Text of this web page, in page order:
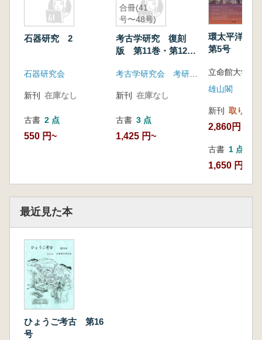
石器研究 2
石器研究会
新刊 在庫なし
古書 2 点
550 円~
合冊(41
号〜48号)
考古学研究 復刻
版 第11巻・第12巻
新刊 在庫なし
古書 3 点
1,425 円~
環太平洋文
第5号
雄山閣
新刊 取り寄せ
2,860円
古書 1 点
1,650 円
最近見た本
ひょうご考古 第16
号